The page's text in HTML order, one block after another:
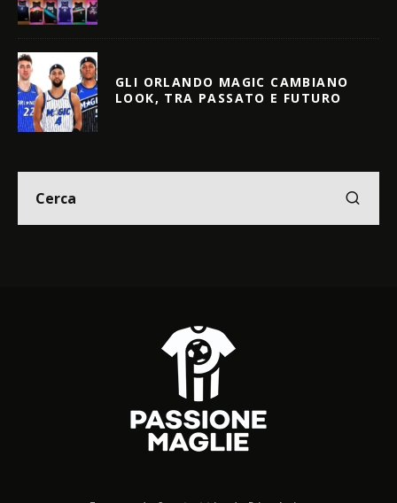
GLI ORLANDO MAGIC CAMBIANO
LOOK, TRA PASSATO E FUTURO